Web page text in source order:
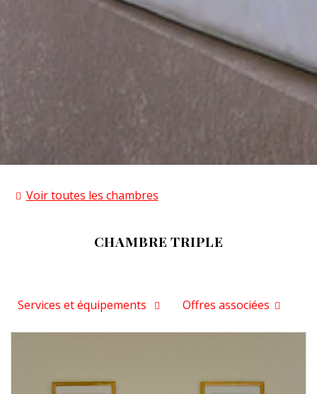
Voir toutes les chambres
CHAMBRE TRIPLE
Services et équipements Offres associées